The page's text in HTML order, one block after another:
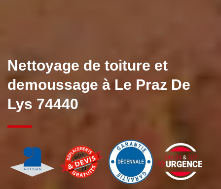
Nettoyage de toiture et
demoussage à Le Praz De
Lys 74440